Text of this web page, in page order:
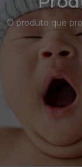
O produto que